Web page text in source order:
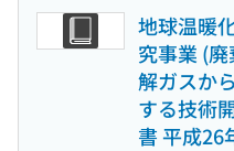
地球温暖
究事業 (
解ガスか
する技術
書 平成26